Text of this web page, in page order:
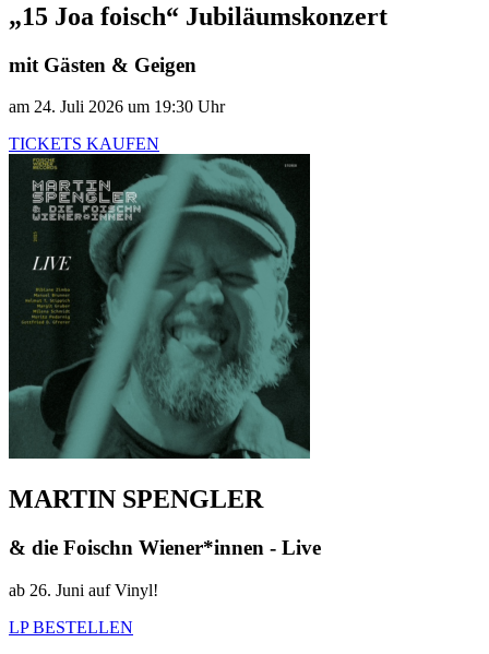
„15 Joa foisch“ Jubiläumskonzert
mit Gästen & Geigen
am 24. Juli 2026 um 19:30 Uhr
TICKETS KAUFEN
MARTIN SPENGLER
& die Foischn Wiener*innen - Live
ab 26. Juni auf Vinyl!
LP BESTELLEN